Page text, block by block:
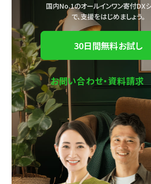
国内No.1のオールインワン寄付DX
で、支援をはじめましょう。
30日間無料お試し
お問い合わせ・資料請求